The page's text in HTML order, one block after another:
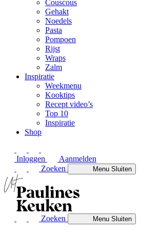
Couscous
Gehakt
Noedels
Pasta
Pompoen
Rijst
Wraps
Zalm
Inspiratie
Weekmenu
Kooktips
Recept video’s
Top 10
Inspiratie
Shop
Inloggen
Aanmelden
Zoeken
MenuSluiten
Zoeken MenuSluiten